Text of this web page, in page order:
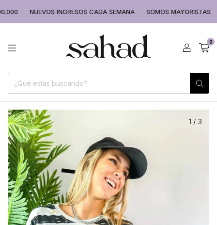
NUEVOS INGRESOS CADA SEMANA SOMOS MAYORISTAS
0
1 / 3